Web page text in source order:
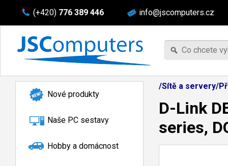
(+420) 776 389 446 info@jscomputers.cz
Nové produkty
Naše PC sestavy
Hobby a domácnost
/Sítě a servery/
D-Link
series,